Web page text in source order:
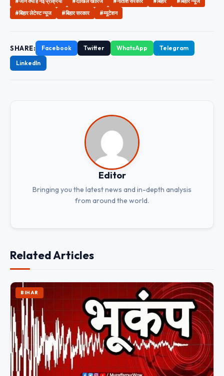
#बिहार लेटेस्‍ट न्‍यूज
#बिहार सरकार #म्यूटेशन
SHARE: Facebook Twitter WhatsApp
Telegram
LinkedIn
Editor
Bringing you the latest news and in-depth analysis
from around the world.
Related Articles
BIHAR